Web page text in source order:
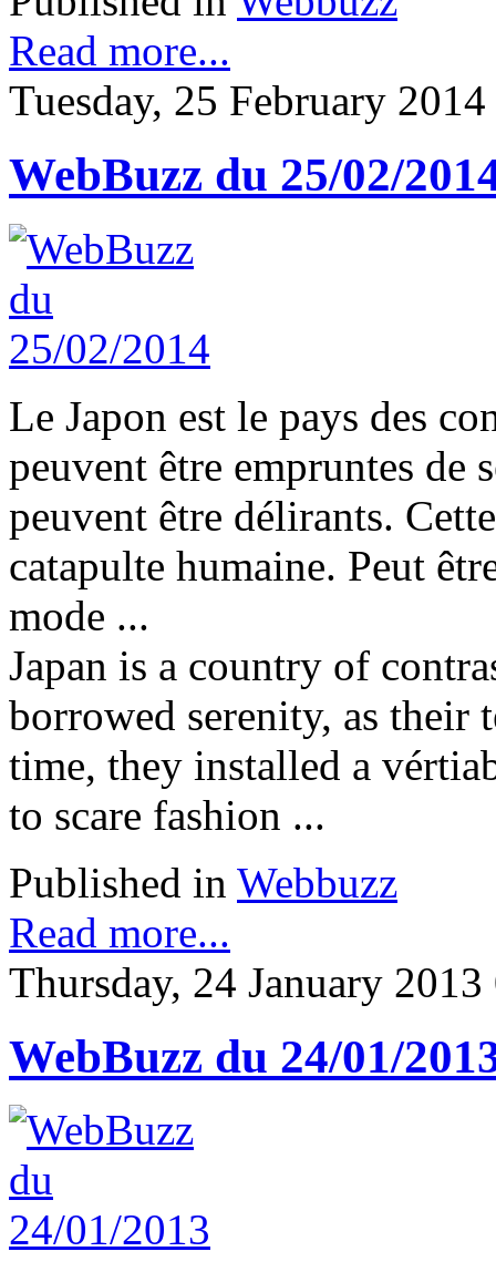
Read more...
Tuesday, 25 February
WebBuzz du 25/02/
Le Japon est le pays des
peuvent être empruntes de
peuvent être délirants.
catapulte humaine. Peut
mode ...
Japan is a country of
borrowed serenity, as their
time, they installed a
to scare fashion ...
Published in Webbuzz
Read more...
Thursday, 24 January
WebBuzz du 24/01/